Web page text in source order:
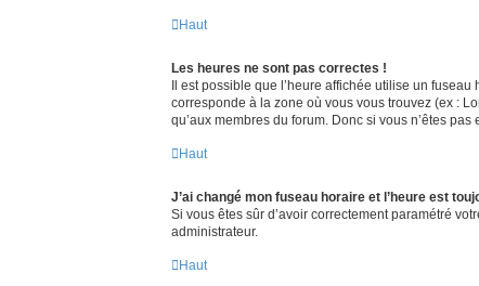
Haut
Les heures ne sont pas correctes !
Il est possible que l’heure affichée utilise un
corresponde à la zone où vous vous trouvez (ex :
qu’aux membres du forum. Donc si vous n’êtes
Haut
J’ai changé mon fuseau horaire et l’heure est
Si vous êtes sûr d’avoir correctement paramétré
administrateur.
Haut